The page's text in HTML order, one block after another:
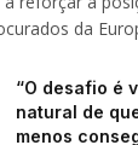
da
“O desafio é
natural de
menos